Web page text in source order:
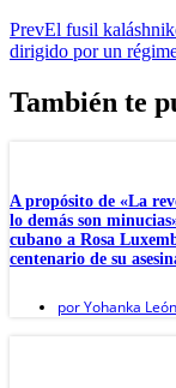
PrevEl fusil
dirigido por un
También te
A propósito de «La
lo demás son
cubano a Rosa
centenario de su
porYohanka